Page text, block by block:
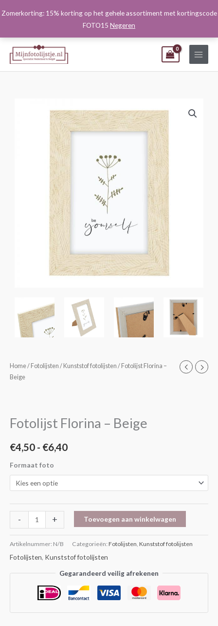
Zomerkorting: 15% korting op het gehele assortiment met kortingscode
FOTO15 Negeren
naar
Home/ Fotolijsten / Kunststof fotolijsten / Fotolijst Florina –
Beige
Fotolijst Florina – Beige
€4,50 - €6,40
Prijsklasse:
€6,40
Formaat foto
-
Fotolijst
Florina
+ Toevoegen aan winkelwagen
Artikelnummer: N/B Categorieën: Fotolijsten Kunststof fotolijsten
Fotolijsten, Kunststof fotolijsten
Gegarandeerd veilig afrekenen